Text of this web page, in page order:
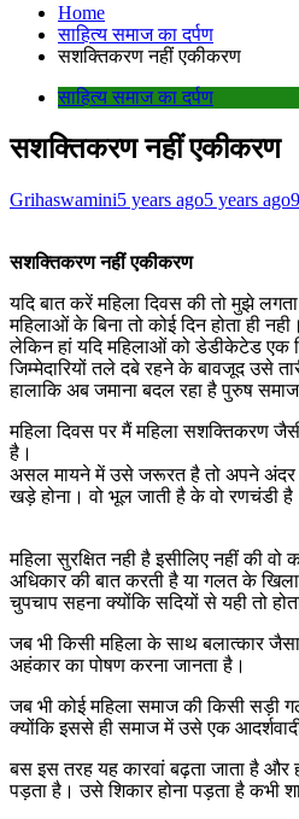
Home
साहित्य समाज का दर्पण
सशक्तिकरण नहीं एकीकरण
साहित्य समाज का दर्पण
सशक्तिकरण नहीं एकीकरण
Grihaswamini5 years ago5 years ago9
सशक्तिकरण नहीं एकीकरण
यदि बात करें महिला दिवस की तो मुझे
महिलाओं के बिना तो कोई दिन होता ही
लेकिन हां यदि महिलाओं को डेडीकेटेड एक
जिम्मेदारियों तले दबे रहने के बावजूद उसे
हालाकि अब जमाना बदल रहा है पुरुष
महिला दिवस पर मैं महिला सशक्तिकरण
है।
असल मायने में उसे जरूरत है तो अपने अंदर
खड़े होना। वो भूल जाती है के वो रणचंडी
महिला सुरक्षित नही है इसीलिए नहीं की
अधिकार की बात करती है या गलत के
चुपचाप सहना क्योंकि सदियों से यही तो
जब भी किसी महिला के साथ बलात्कार
अहंकार का पोषण करना जानता है।
जब भी कोई महिला समाज की किसी सड़ी
क्योंकि इससे ही समाज में उसे एक आदर्शवादी
बस इस तरह यह कारवां बढ़ता जाता है और
पड़ता है। उसे शिकार होना पड़ता है कभी